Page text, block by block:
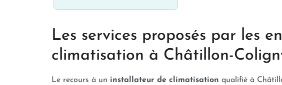
Les services proposés par les
climatisation à Châtillon-
Le recours à un installateur de climatisation qualifié à